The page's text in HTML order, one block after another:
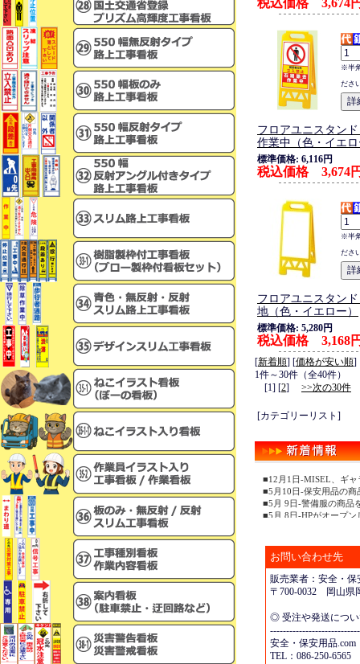
税込価格 3,674
※半
ださ
フロアユニスタン
作業中（色・イエ
標準価格: 6,116円
税込価格 3,674
※半
ださ
フロアユニスタン
地（色・イエロー）
標準価格: 5,280円
税込価格 3,168
[新着順] [価格が安い順]
1件～30件（全40件）
[1] [2] >>次の30件
[カテゴリーリスト]
■12月1日-MISEL、ギ
■5月10日-保安用品の商
■5月 9日-警備服の商品
■5月 8日-HPがオープン
お問い合わせ先
販売業者：安全・保
〒700-0032 岡山県
◎ 受注や発送につ
安全・保安用品.com
TEL：086-250-6565